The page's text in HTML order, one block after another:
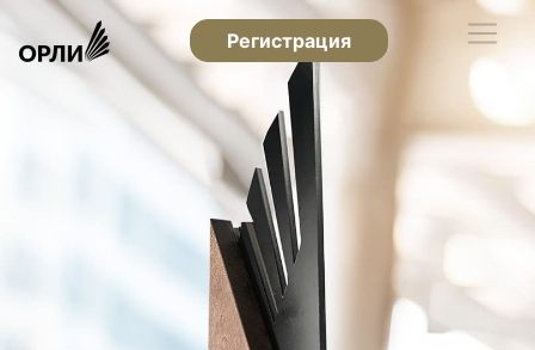
Регистрация